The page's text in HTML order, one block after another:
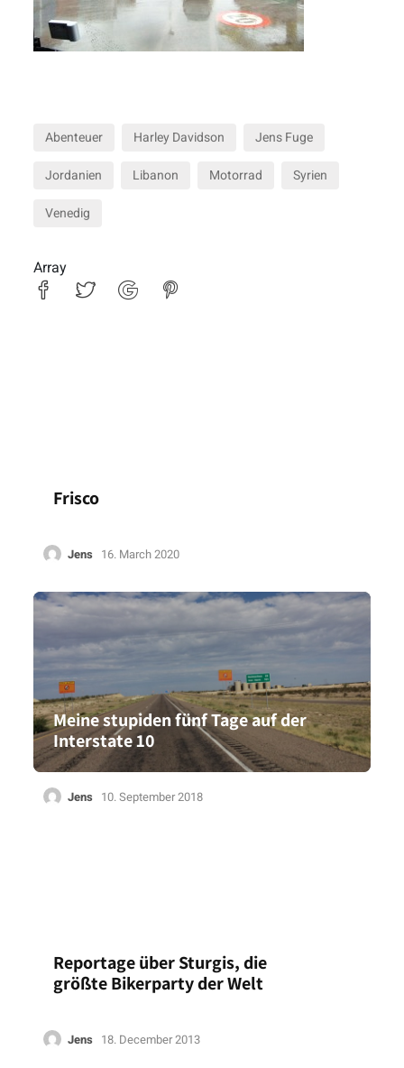
Abenteuer Harley Davidson
Jens Fuge
Jordanien
Libanon Motorrad
Syrien
Venedig
Array
Frisco
Jens 16. March 2020
Meine stupiden fünf Tage auf der
Interstate 10
Jens 10. September 2018
Reportage über Sturgis, die
größte Bikerparty der Welt
Jens 18. December 2013